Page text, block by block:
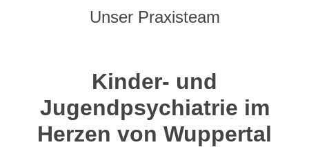
Unser Praxisteam
Kinder- und
Jugendpsychiatrie im
Herzen von Wuppertal